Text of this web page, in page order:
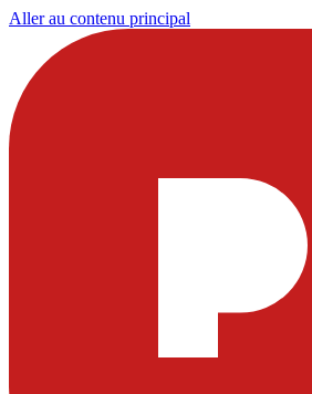
Aller au contenu principal